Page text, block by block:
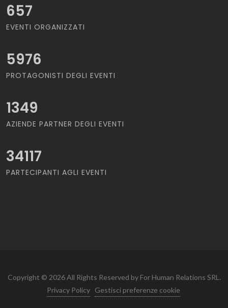
657
EVENTI ORGANIZZATI
5976
PROTAGONISTI DEGLI EVENTI
1349
AZIENDE PARTNER DEGLI EVENTI
34117
PARTECIPANTI AGLI EVENTI
Copyright © 2026 All Rights Reserved by For Human Relations SRL.
Privacy Policy
Gestisci preferenze cookie